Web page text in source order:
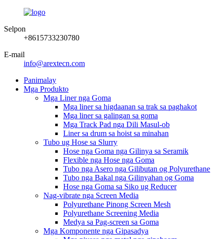
Selpon
+8615733230780
E-mail
info@arextecn.com
Panimalay
Mga Produkto
Mga Liner nga Goma
Mga liner sa higdaanan sa trak sa paghakot
Mga liner sa galingan sa goma
Mga Track Pad nga Dili Masul-ob
Liner sa drum sa hoist sa minahan
Tubo ug Hose sa Slurry
Hose nga Goma nga Gilinya sa Seramik
Flexible nga Hose nga Goma
Tubo nga Asero nga Gilibutan og Polyurethane
Tubo nga Bakal nga Gilinyahan og Goma
Hose nga Goma sa Siko ug Reducer
Nag-vibrate nga Screen Media
Polyurethane Pinong Screen Mesh
Polyurethane Screening Media
Medya sa Pag-screen sa Goma
Mga Komponente nga Gipasadya